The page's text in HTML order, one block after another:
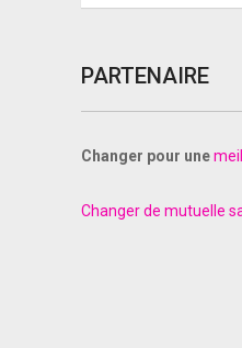
PARTENAIRE
Changer pour une
Changer de mutuelle